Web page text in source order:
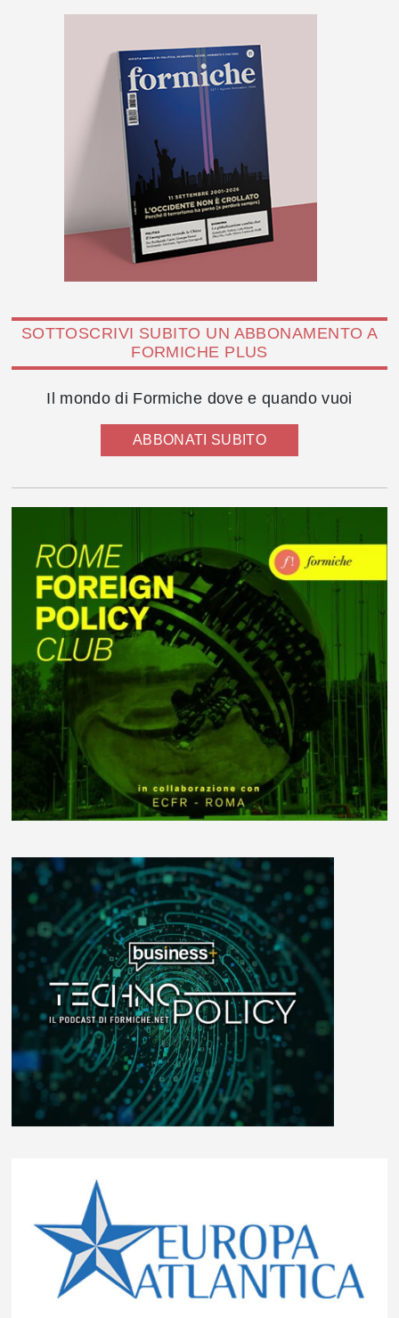
SOTTOSCRIVI SUBITO UN ABBONAMENTO A
FORMICHE PLUS
Il mondo di Formiche dove e quando vuoi
ABBONATI SUBITO